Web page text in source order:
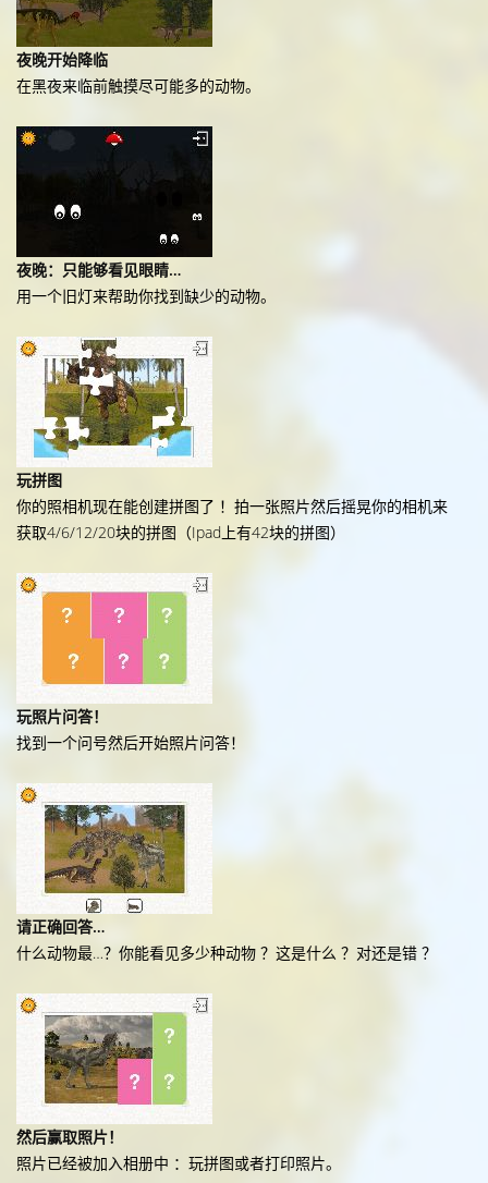
夜晚开始降临
在黑夜来临前触摸尽可能多的动物。
夜晚：只能够看见眼睛…
用一个旧灯来帮助你找到缺少的动物。
玩拼图
你的照相机现在能创建拼图了 ！拍一张照片然后摇晃你的相机来
获取4/6/12/20块的拼图（Ipad上有42块的拼图）
玩照片问答！
找到一个问号然后开始照片问答！
请正确回答…
什么动物最…？你能看见多少种动物 ？这是什么 ？对还是错 ？
然后赢取照片！
照片已经被加入相册中 ：玩拼图或者打印照片。